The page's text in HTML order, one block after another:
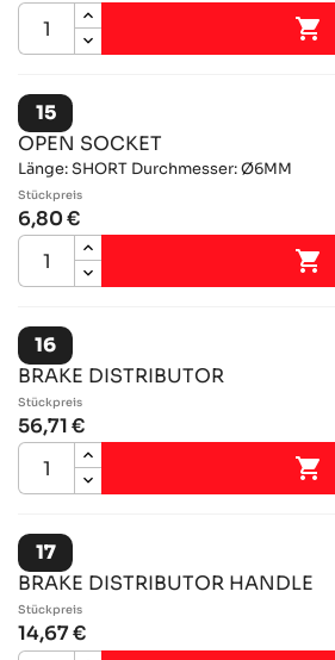

15
OPEN SOCKET
Länge: SHORT Durchmesser: Ø6MM
Stückpreis
6,80 €

16
BRAKE DISTRIBUTOR
Stückpreis
56,71 €

17
BRAKE DISTRIBUTOR HANDLE
Stückpreis
14,67 €